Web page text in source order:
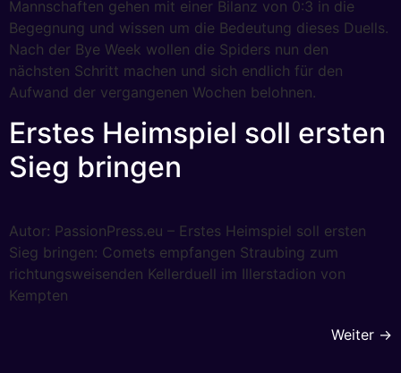
Mannschaften gehen mit einer Bilanz von 0:3 in die
Begegnung und wissen um die Bedeutung dieses Duells.
Nach der Bye Week wollen die Spiders nun den
nächsten Schritt machen und sich endlich für den
Aufwand der vergangenen Wochen belohnen.
Erstes Heimspiel soll ersten
Sieg bringen
Autor: PassionPress.eu – Erstes Heimspiel soll ersten
Sieg bringen: Comets empfangen Straubing zum
richtungsweisenden Kellerduell im Illerstadion von
Kempten
Weiter →